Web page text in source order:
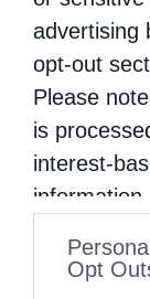
advertising
opt-out
Please
is
interest-
information
to your
Opt
Επικαιρότητα
Πρόσκληση
προς την
Να